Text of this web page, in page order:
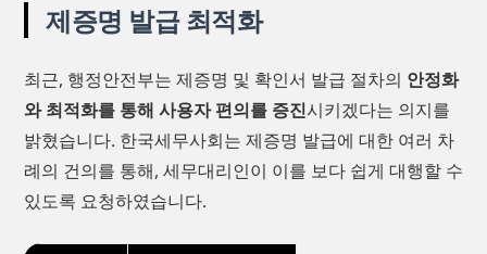
제증명 발급 최적화
최근, 행정안전부는 제증명 및 확인서 발급 절차의 안정화
와 최적화를 통해 사용자 편의를 증진시키겠다는 의지를
밝혔습니다. 한국세무사회는 제증명 발급에 대한 여러 차
례의 건의를 통해, 세무대리인이 이를 보다 쉽게 대행할 수
있도록 요청하였습니다.